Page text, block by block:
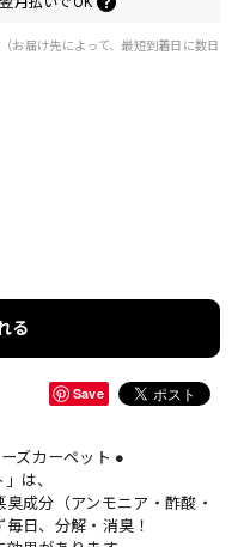
届け先によって、最短到着日に数日
る
Save
ズカーペット ●
は、
成分（アンモニア・酢酸・
日、分解・消臭！